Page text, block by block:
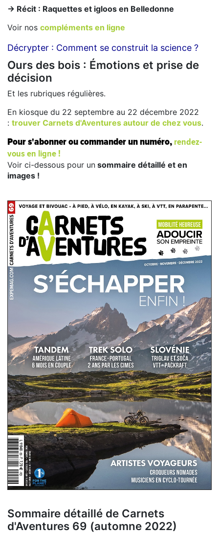
-> Récit : Raquettes et igloos en Belledonne
Voir nos compléments en ligne
Décrypter : Comment se construit la science ?
Ours des bois : Émotions et prise de
décision
Et les rubriques régulières.
En kiosque du 22 septembre au 22 décembre 2022
: trouver Carnets d'Aventures autour de chez vous.
Pour s'abonner ou commander un numéro, rendez-
vous en ligne !
Voir ci-dessous pour un sommaire détaillé et en
images !
Sommaire détaillé de Carnets
d'Aventures 69 (automne 2022)